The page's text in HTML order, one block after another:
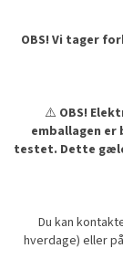
OBS! Vi tager
⚠️ OBS!
emballagen
testet. Dette
Du kan
hverdage) eller